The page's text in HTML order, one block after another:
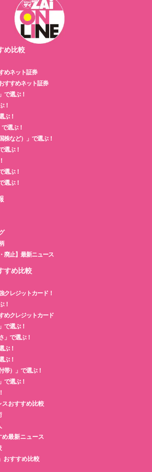
め比較
めネット証券
すすめネット証券
で選ぶ！
！
ぶ！
選ぶ！
株など）」で選ぶ！
選ぶ！
選ぶ！
選ぶ！
廃止】最新ニュース
すめ比較
クレジットカード！
！
めクレジットカード
で選ぶ！
」で選ぶ！
ぶ！
ぶ！
帯）」で選ぶ！
で選ぶ！
スおすすめ比較
最新ニュース
おすすめ比較